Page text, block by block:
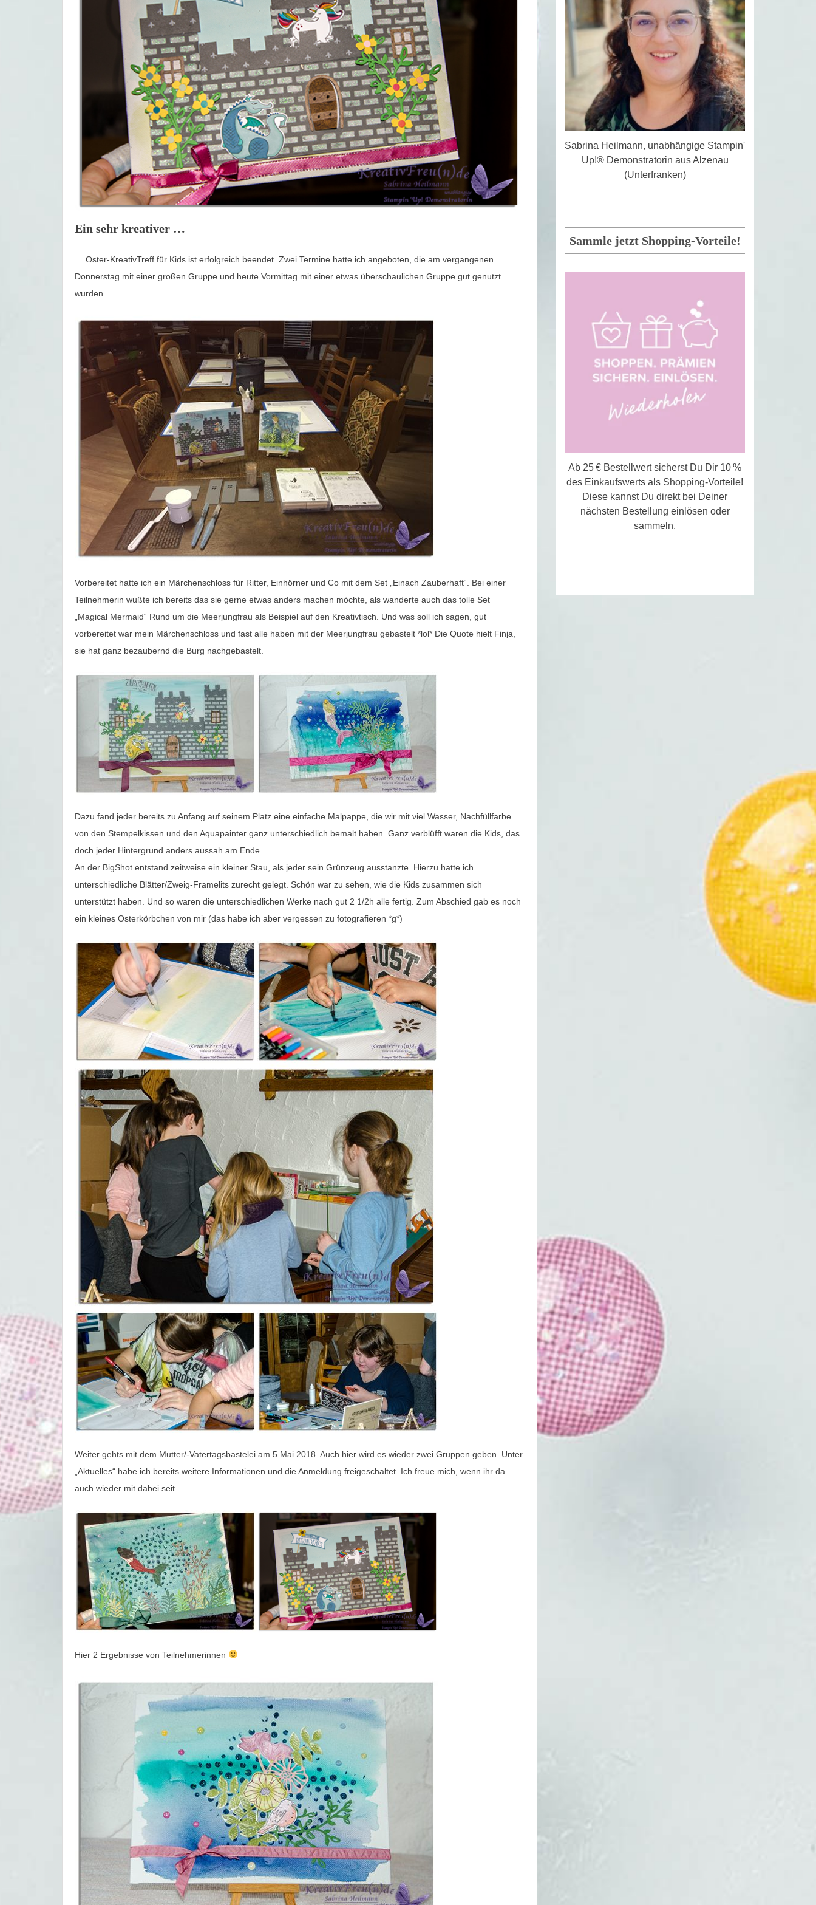
Ein sehr kreativer …
… Oster-KreativTreff für Kids ist erfolgreich beendet. Zwei Termine hatte ich angeboten, die am vergangenen
Donnerstag mit einer großen Gruppe und heute Vormittag mit einer etwas überschaulichen Gruppe gut genutzt
wurden.
Vorbereitet hatte ich ein Märchenschloss für Ritter, Einhörner und Co mit dem Set „Einach Zauberhaft“. Bei einer
Teilnehmerin wußte ich bereits das sie gerne etwas anders machen möchte, als wanderte auch das tolle Set
„Magical Mermaid“ Rund um die Meerjungfrau als Beispiel auf den Kreativtisch. Und was soll ich sagen, gut
vorbereitet war mein Märchenschloss und fast alle haben mit der Meerjungfrau gebastelt *lol* Die Quote hielt Finja,
sie hat ganz bezaubernd die Burg nachgebastelt.
Dazu fand jeder bereits zu Anfang auf seinem Platz eine einfache Malpappe, die wir mit viel Wasser, Nachfüllfarbe
von den Stempelkissen und den Aquapainter ganz unterschiedlich bemalt haben. Ganz verblüfft waren die Kids, das
doch jeder Hintergrund anders aussah am Ende.
An der BigShot entstand zeitweise ein kleiner Stau, als jeder sein Grünzeug ausstanzte. Hierzu hatte ich
unterschiedliche Blätter/Zweig-Framelits zurecht gelegt. Schön war zu sehen, wie die Kids zusammen sich
unterstützt haben. Und so waren die unterschiedlichen Werke nach gut 2 1/2h alle fertig. Zum Abschied gab es noch
ein kleines Osterkörbchen von mir (das habe ich aber vergessen zu fotografieren *g*)
Weiter gehts mit dem Mutter/-Vatertagsbastelei am 5.Mai 2018. Auch hier wird es wieder zwei Gruppen geben. Unter
„Aktuelles“ habe ich bereits weitere Informationen und die Anmeldung freigeschaltet. Ich freue mich, wenn ihr da
auch wieder mit dabei seit.
Hier 2 Ergebnisse von Teilnehmerinnen
Sabrina Heilmann, unabhängige Stampin'
Up!® Demonstratorin aus Alzenau
(Unterfranken)
Sammle jetzt Shopping-Vorteile!
Ab 25 € Bestellwert sicherst Du Dir 10 %
des Einkaufswerts als Shopping-Vorteile!
Diese kannst Du direkt bei Deiner
nächsten Bestellung einlösen oder
sammeln.